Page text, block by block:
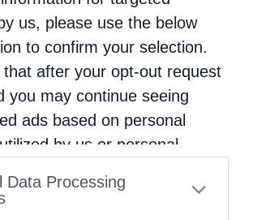
us, please use the below
to confirm your selection.
that after your opt-out request
you may continue seeing
ads based on personal
by us or personal
You may separately opt-out
Data Processing
από τον Αρχιεπίσκοπο
όλοι μαζί για το καλό των